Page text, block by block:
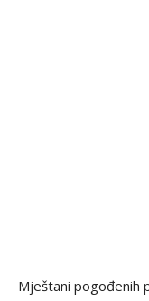
Mještani pogođenih